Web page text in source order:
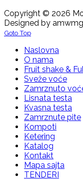
Copyright © 2026
Designed by amwmg
Goto Top
Naslovna
O nama
Fruit shake &
Sveže voće
Zamrznuto
Lisnata testa
Kvasna testa
Zamrznute pite
Kompoti
Ketering
Katalog
Kontakt
Mapa sajta
TENDERI